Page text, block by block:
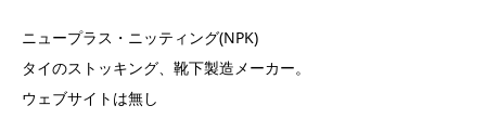
ニュープラス・ニッティング(NPK)
タイのストッキング、靴下製造メーカー。
ウェブサイトは無し